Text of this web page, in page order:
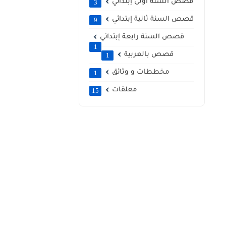
قصص السنة أولى إبتدائي 3
قصص السنة ثانية إبتدائي 9
قصص السنة رابعة إبتدائي
1
قصص بالعربية
1
مخططات و وثائق 1
معلقات 15